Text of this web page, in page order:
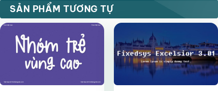
SẢN PHẨM TƯƠNG TỰ
VIP